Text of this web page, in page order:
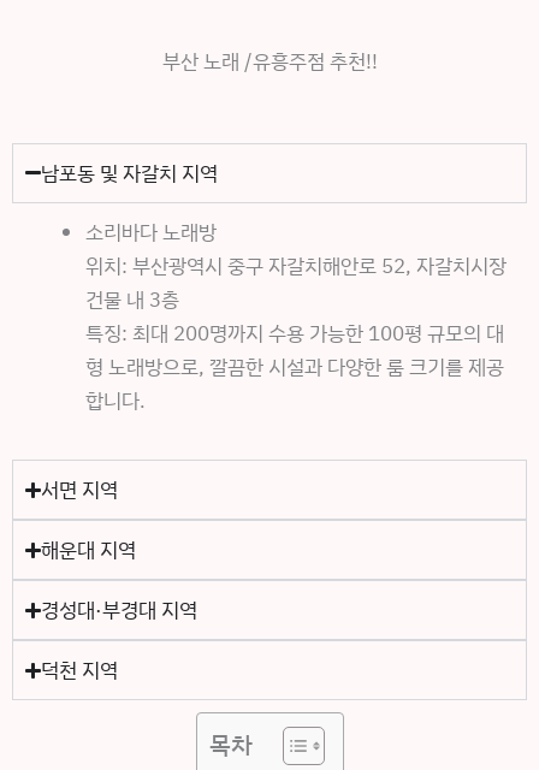
부산 노래 /유흥주점 추천!!
남포동 및 자갈치 지역
소리바다 노래방
위치: 부산광역시 중구 자갈치해안로 52, 자갈치시장
건물 내 3층
특징: 최대 200명까지 수용 가능한 100평 규모의 대
형 노래방으로, 깔끔한 시설과 다양한 룸 크기를 제공
합니다.
서면 지역
해운대 지역
경성대·부경대 지역
덕천 지역
목차